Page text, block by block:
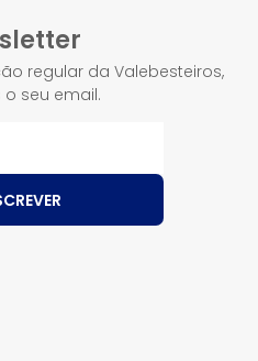
regular da Valebesteiros,
seu email.